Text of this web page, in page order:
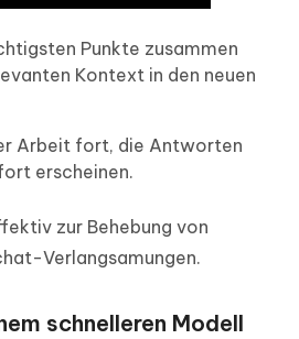
Punkte zusammen
Kontext in den neuen
Arbeit fort, die Antworten
erscheinen.
zur Behebung von
Verlangsamungen.
schnelleren Modell